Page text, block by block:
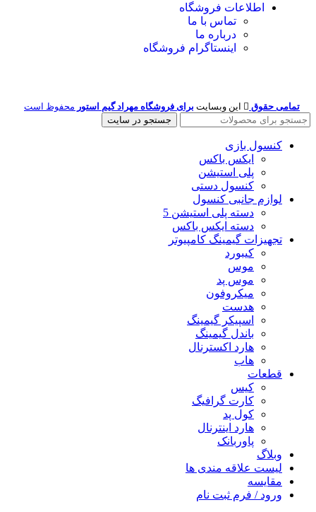
اطلاعات فروشگاه
تماس با ما
درباره ما
اینستاگرام فروشگاه
تمامی حقوق این وبسایت برای فروشگاه مهراد گیم استور محفوظ است
جستجو در سایت
کنسول بازی
ایکس باکس
پلی استیشن
کنسول دستی
لوازم جانبی کنسول
دسته پلی استیشن 5
دسته ایکس باکس
تجهیزات گیمینگ کامپیوتر
کیبورد
موس
موس پد
میکروفون
هدست
اسپیکر گیمینگ
باندل گیمینگ
هارد اکسترنال
هاب
قطعات
کیس
کارت گرافیگ
کول پد
هارد اینترنال
پاوربانک
وبلاگ
لیست علاقه مندی ها
مقایسه
ورود / فرم ثبت نام